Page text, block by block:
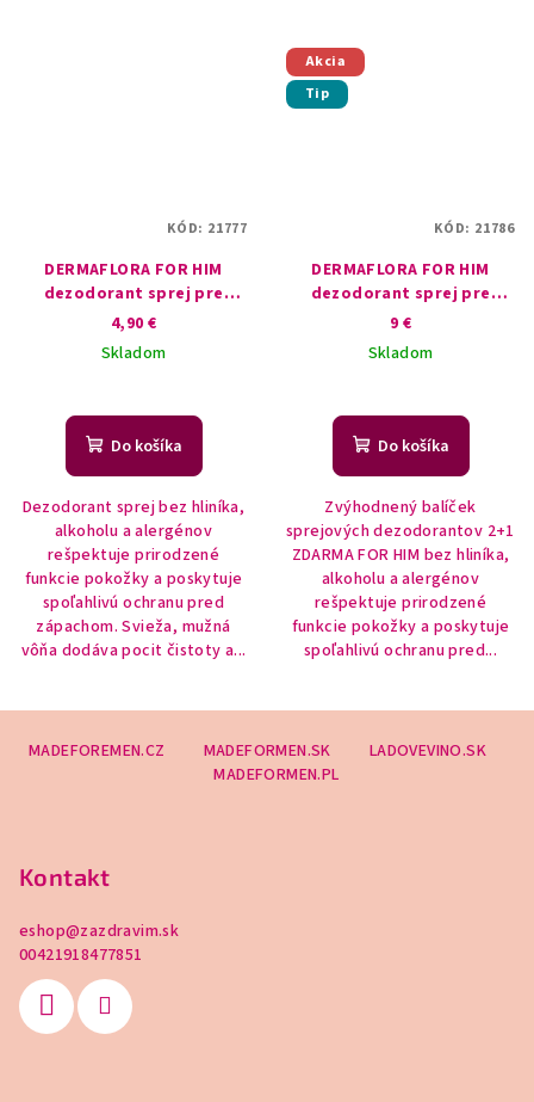
DERMAFLORA FOR HIM
dezodorant sprej pre
mužov SERENITY
4,90 €
Skladom
Do košíka
Dezodorant sprej bez hliníka,
alkoholu a alergénov
rešpektuje prirodzené
funkcie pokožky a poskytuje
spoľahlivú ochranu pred
zápachom. Svieža, mužná
vôňa dodáva pocit čistoty a...
KÓD: 21777
Akcia
Tip
DERMAFLORA FOR HIM
dezodorant sprej pre
mužov SERENITY 2+1
ZDARMA
9 €
Skladom
Do košíka
Zvýhodnený balíček
sprejových dezodorantov 2+1
ZDARMA FOR HIM bez hliníka,
alkoholu a alergénov
rešpektuje prirodzené
funkcie pokožky a poskytuje
spoľahlivú ochranu pred...
KÓD: 21786
MADEFOREMEN.CZ MADEFORMEN.SK
LADOVEVINO.SK
MADEFORMEN.PL
Kontakt
eshop@zazdravim.sk
00421918477851